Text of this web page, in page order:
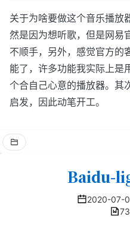
关于为啥要做这个音乐播放
然是因为想听歌，但是网易
不顺手，另外，感觉官方的
能了，许多功能我实际上是
个合自己心意的播放器。其
启发，因此动笔开工。
Baidu-
2020-07-